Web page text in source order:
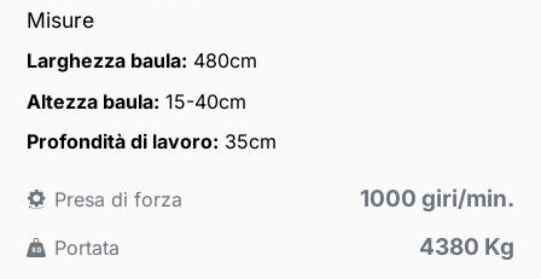
Misure
Larghezza baula: 480cm
Altezza baula: 15-40cm
Profondità di lavoro: 35cm
Presa di forza 1000 giri/min.
Portata 4380 Kg